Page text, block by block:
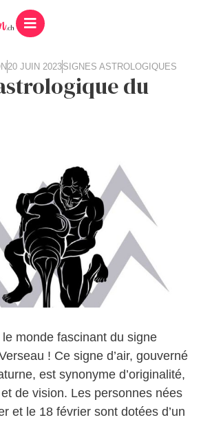
20 JUIN 2023SIGNES ASTROLOGIQUES
du
monde fascinant du signe
! Ce signe d’air, gouverné
est synonyme d’originalité,
de vision. Les personnes nées
et le 18 février sont dotées d’un